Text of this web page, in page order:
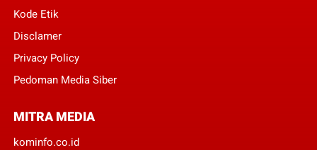
Kode Etik
Disclamer
Privacy Policy
Pedoman Media Siber
MITRA MEDIA
kominfo.co.id